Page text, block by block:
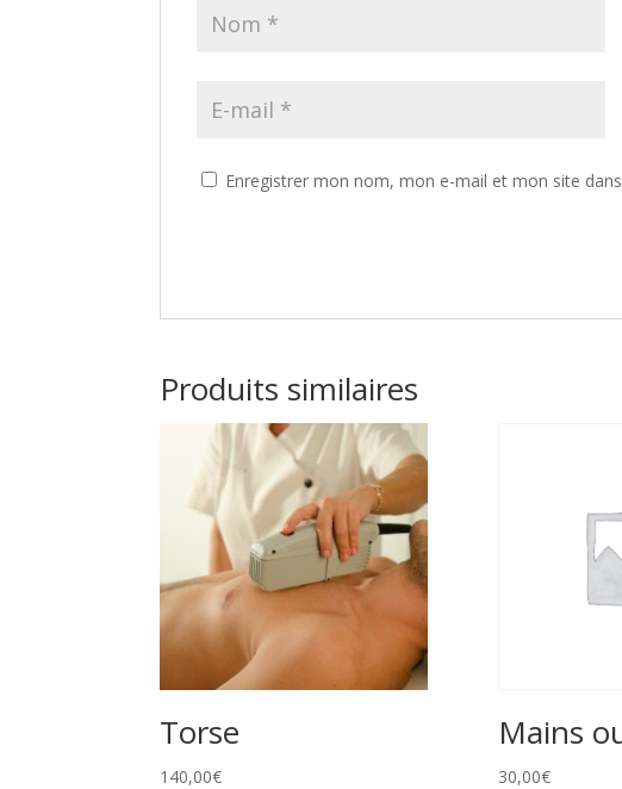
Enregistrer mon nom, mon e-mail et mon site
Produits similaires
Torse
140,00€
Mains
30,00€